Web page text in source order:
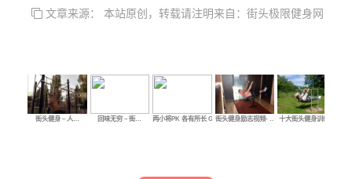
文章来源： 本站原创，转载请注明来自：街头极限健身网
街头健身 – 人… 回味无穷 – 街… 两小将PK 各有所长 G…街头健身励志视频- … 十大街头健身训练者